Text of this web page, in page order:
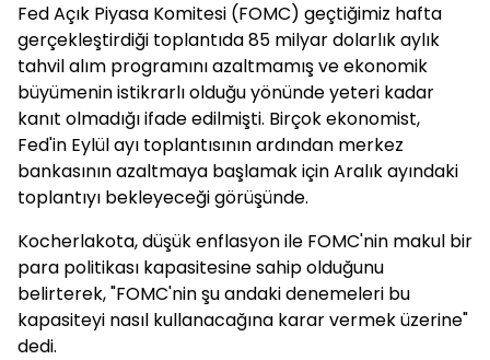
Fed Açık Piyasa Komitesi (FOMC) geçtiğimiz hafta
gerçekleştirdiği toplantıda 85 milyar dolarlık aylık
tahvil alım programını azaltmamış ve ekonomik
büyümenin istikrarlı olduğu yönünde yeteri kadar
kanıt olmadığı ifade edilmişti. Birçok ekonomist,
Fed'in Eylül ayı toplantısının ardından merkez
bankasının azaltmaya başlamak için Aralık ayındaki
toplantıyı bekleyeceği görüşünde.
Kocherlakota, düşük enflasyon ile FOMC'nin makul bir
para politikası kapasitesine sahip olduğunu
belirterek, "FOMC'nin şu andaki denemeleri bu
kapasiteyi nasıl kullanacağına karar vermek üzerine"
dedi.